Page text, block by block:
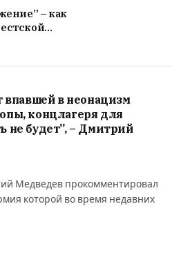
– как
впавшей в неонацизм
концлагеря для
не будет”, – Дмитрий
Медведев прокомментировал
которой во время недавних